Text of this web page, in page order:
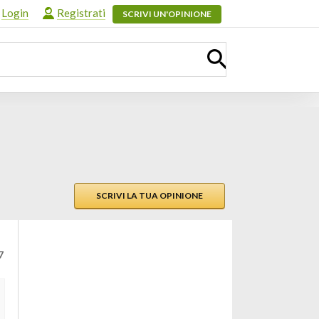
Login Registrati SCRIVI UN'OPINIONE
SCRIVI LA TUA OPINIONE